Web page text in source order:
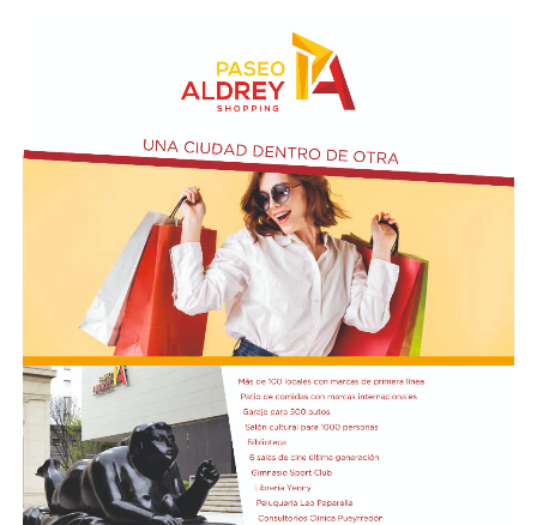
En paralelo, distintos gremios y organizaciones sociales
se sumaron bajo las consignas de paz, pan, tierra, techo
desocupados.